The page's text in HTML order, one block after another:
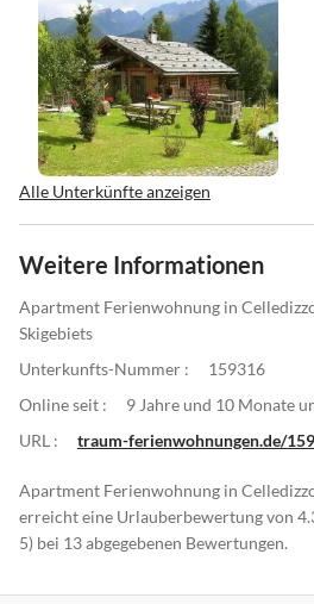
Alle Unterkünfte anzeigen
Weitere Informationen
Apartment Ferienwohnung in
Skigebiets
Unterkunfts-Nummer :
159316
Online seit :
9 Jahre und 10 Monate
URL :
traum-ferienwohnungen.de/
Apartment Ferienwohnung in
erreicht eine Urlauberbewertung von
5) bei 13 abgegebenen Bewertungen.